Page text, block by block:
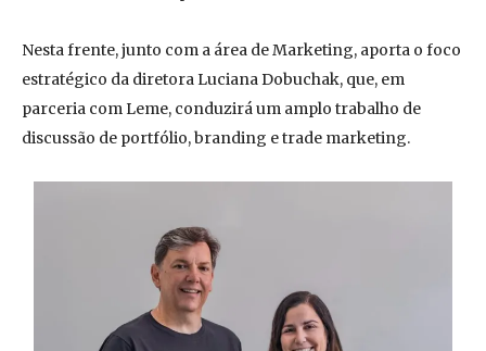
Nesta frente, junto com a área de Marketing, aporta o foco
estratégico da diretora Luciana Dobuchak, que, em
parceria com Leme, conduzirá um amplo trabalho de
discussão de portfólio, branding e trade marketing.